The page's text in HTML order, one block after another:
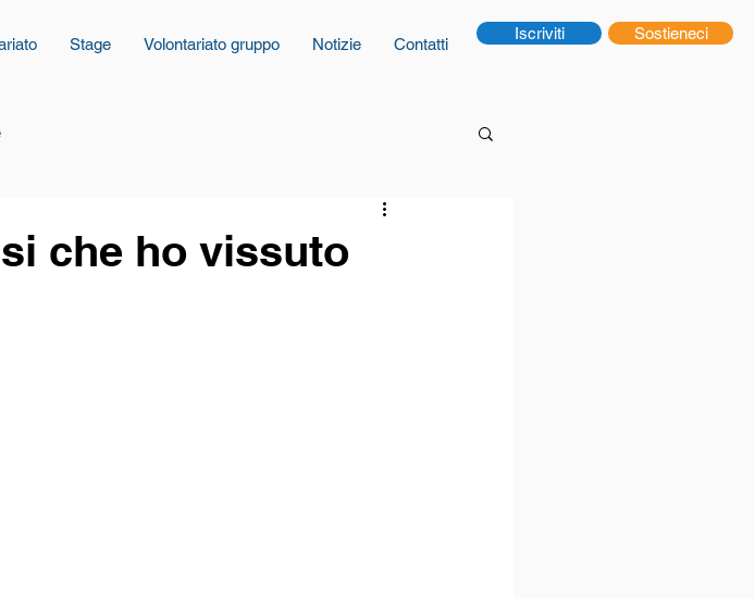
Sostieneci
Iscriviti
Stage Volontariato gruppo Notizie Contatti
che ho vissuto